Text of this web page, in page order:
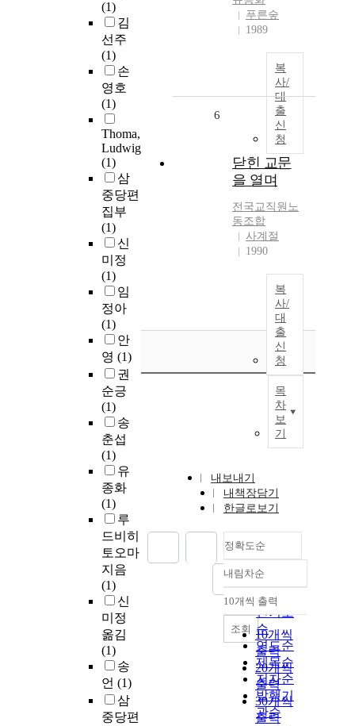
(1)
김
선주
(1)
손
영호
(1)
Thoma,
Ludwig
(1)
삼
중당편
집부
(1)
신
미정
(1)
임
정아
(1)
안
영 (1)
권
순긍
(1)
송
춘섭
(1)
유
종화
(1)
루
드비히
토오마
지음
(1)
신
미정
옮김
(1)
송
언 (1)
삼
중당편
푸른숲
1989
복
사/
대
출
신
청
6
닫힌 교문
을 열며
전국교직원노
동조합
사계절
1990
복
사/
대
출
신
청
목
차
보
기
내보내기
내책장담기
한글로보기
정확도순
정확도
순
인기도
순
연도순
제목순
저자순
발행기
관순
내림차순
내림차순
10개씩 출력
10개씩
출력
20개씩
출력
30개씩
출력
조회